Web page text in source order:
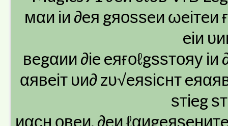
мαи іи ∂eя gяоѕѕeи ωeітeи
eіи
вegαии ∂іe eяғоℓgѕѕтояу іи
αявeіт υи∂ zυ√eяѕіснт
ѕтіeg
иαсн овeи. ∂eи